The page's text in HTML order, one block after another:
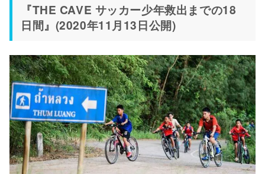
『THE CAVE サッカー少年救出までの18
日間』(2020年11月13日公開)